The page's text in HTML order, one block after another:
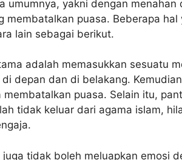
umumnya, yakni dengan
membatalkan puasa. Beberapa
lain sebagai berikut.
adalah memasukkan sesuatu
di depan dan di belakang.
membatalkan puasa. Selain itu,
tidak keluar dari agama islam,
juga tidak boleh meluapkan emosi